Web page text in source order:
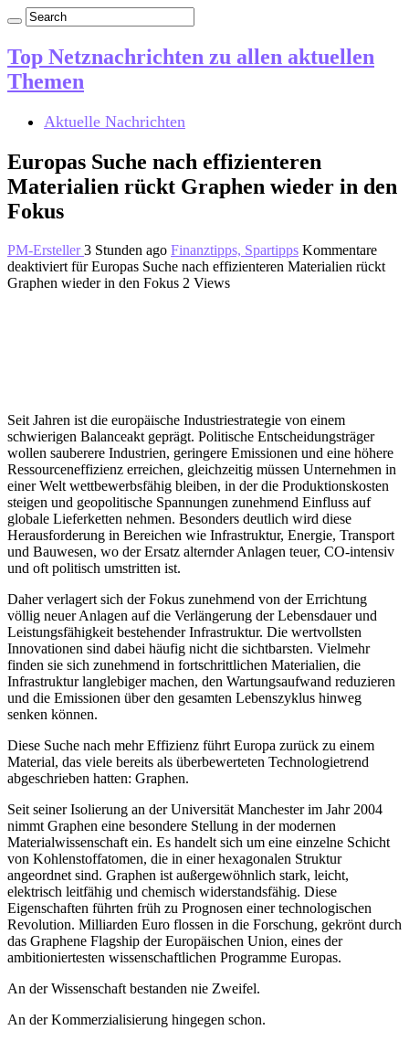
Top Netznachrichten zu allen aktuellen
Themen
Aktuelle Nachrichten
Europas Suche nach effizienteren
Materialien rückt Graphen wieder in den
Fokus
PM-Ersteller3 Stunden ago Finanztipps, Spartipps Kommentare
deaktiviert für Europas Suche nach effizienteren Materialien rückt
Graphen wieder in den Fokus 2 Views
Seit Jahren ist die europäische Industriestrategie von einem
schwierigen Balanceakt geprägt. Politische Entscheidungsträger
wollen sauberere Industrien, geringere Emissionen und eine höhere
Ressourceneffizienz erreichen, gleichzeitig müssen Unternehmen in
einer Welt wettbewerbsfähig bleiben, in der die Produktionskosten
steigen und geopolitische Spannungen zunehmend Einfluss auf
globale Lieferketten nehmen. Besonders deutlich wird diese
Herausforderung in Bereichen wie Infrastruktur, Energie, Transport
und Bauwesen, wo der Ersatz alternder Anlagen teuer, CO-intensiv
und oft politisch umstritten ist.
Daher verlagert sich der Fokus zunehmend von der Errichtung
völlig neuer Anlagen auf die Verlängerung der Lebensdauer und
Leistungsfähigkeit bestehender Infrastruktur. Die wertvollsten
Innovationen sind dabei häufig nicht die sichtbarsten. Vielmehr
finden sie sich zunehmend in fortschrittlichen Materialien, die
Infrastruktur langlebiger machen, den Wartungsaufwand reduzieren
und die Emissionen über den gesamten Lebenszyklus hinweg
senken können.
Diese Suche nach mehr Effizienz führt Europa zurück zu einem
Material, das viele bereits als überbewerteten Technologietrend
abgeschrieben hatten: Graphen.
Seit seiner Isolierung an der Universität Manchester im Jahr 2004
nimmt Graphen eine besondere Stellung in der modernen
Materialwissenschaft ein. Es handelt sich um eine einzelne Schicht
von Kohlenstoffatomen, die in einer hexagonalen Struktur
angeordnet sind. Graphen ist außergewöhnlich stark, leicht,
elektrisch leitfähig und chemisch widerstandsfähig. Diese
Eigenschaften führten früh zu Prognosen einer technologischen
Revolution. Milliarden Euro flossen in die Forschung, gekrönt durch
das Graphene Flagship der Europäischen Union, eines der
ambitioniertesten wissenschaftlichen Programme Europas.
An der Wissenschaft bestanden nie Zweifel.
An der Kommerzialisierung hingegen schon.